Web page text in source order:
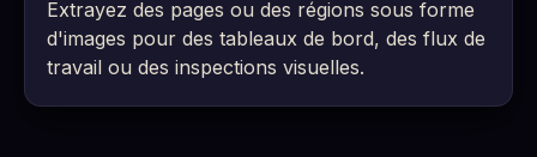
Extrayez des pages ou des régions sous forme
d'images pour des tableaux de bord, des flux de
travail ou des inspections visuelles.